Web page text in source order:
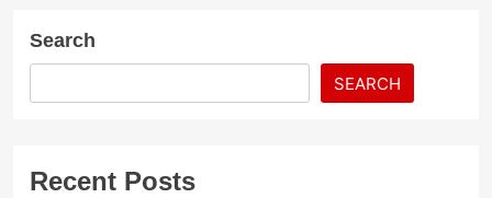
Search
SEARCH
Recent Posts